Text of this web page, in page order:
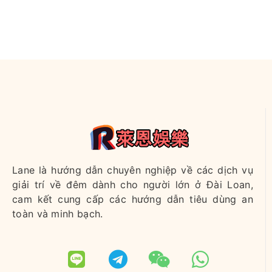
Lane là hướng dẫn chuyên nghiệp về các dịch vụ
giải trí về đêm dành cho người lớn ở Đài Loan,
cam kết cung cấp các hướng dẫn tiêu dùng an
toàn và minh bạch.